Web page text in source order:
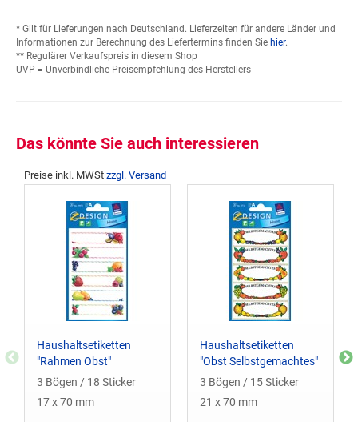
* Gilt für Lieferungen nach Deutschland. Lieferzeiten für andere Länder und
Informationen zur Berechnung des Liefertermins finden Sie hier.
** Regulärer Verkaufspreis in diesem Shop
UVP = Unverbindliche Preisempfehlung des Herstellers
Das könnte Sie auch interessieren
Preise inkl. MWSt zzgl. Versand
Haushaltsetiketten
"Rahmen Obst"
3 Bögen / 18 Sticker
17 x 70 mm
Haushaltsetiketten
"Obst Selbstgemachtes"
3 Bögen / 15 Sticker
21 x 70 mm